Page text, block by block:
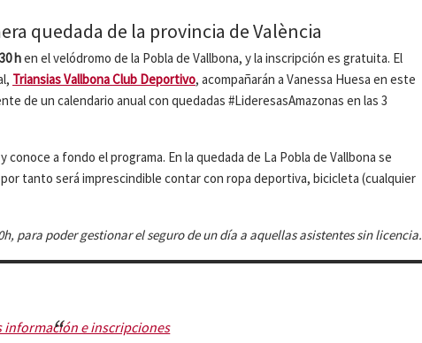
quedada de la provincia de València
hen el velódromo de la Pobla de Vallbona, y la inscripción es gratuita. El
Triansias Vallbona Club Deportivo, acompañarán a Vanessa Huesa en este
de un calendario anual con quedadas #LideresasAmazonas en las 3
y conoce a fondo el programa. En la quedada de La Pobla de Vallbona se
tanto será imprescindible contar con ropa deportiva, bicicleta (cualquier
para poder gestionar el seguro de un día a aquellas asistentes sin licencia.
información e inscripciones